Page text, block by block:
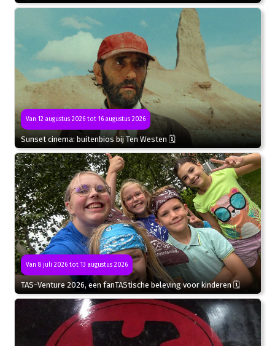
Van 12 augustus 2026 tot 16 augustus 2026
Sunset cinema: buitenbios bij Ten Westen 🗓
Van 8 juli 2026 tot 13 augustus 2026
TAS-Venture 2026, een fanTAStische beleving voor kinderen 🗓